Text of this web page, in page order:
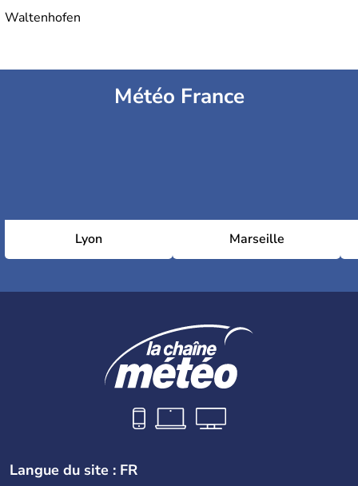
Waltenhofen
Météo France
Lyon Marseille
Langue du site : FR